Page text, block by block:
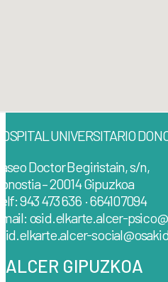
UNIVERSITARIO
Doctor Begiristain, s/n,
– 20014 Gipuzkoa
943 473 636 · 664107094
osid.elkarte.alcer-
ALCER GIPUZKOA